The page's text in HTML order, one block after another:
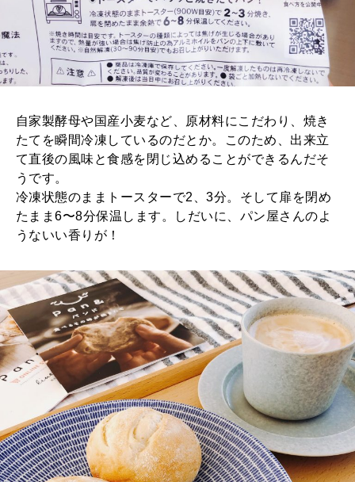
自家製酵母や国産小麦など、原材料にこだわり、焼き
たてを瞬間冷凍しているのだとか。このため、出来立
て直後の風味と食感を閉じ込めることができるんだそ
うです。
冷凍状態のままトースターで2、3分。そして扉を閉め
たまま6〜8分保温します。しだいに、パン屋さんのよ
うないい香りが！